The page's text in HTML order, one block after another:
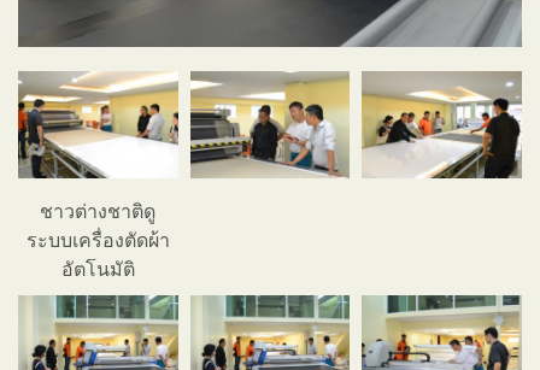
ชาวต่างชาติดู
ระบบเครื่องตัดผ้า
อัตโนมัติ